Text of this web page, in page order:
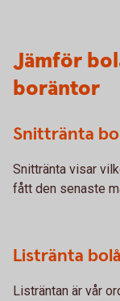
Jämför
boräntor
Snittränta
Snittränta visar
fått den senaste
Listränta
Listräntan är vår